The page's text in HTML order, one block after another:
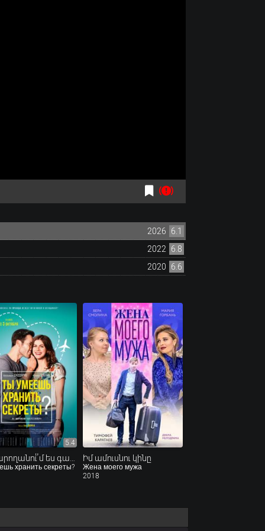
2020 6.6
2022 6.8
2026 6.1
5.4
хранить секреты?
Իմ ամուսնու կինը
Жена моего мужа
2018